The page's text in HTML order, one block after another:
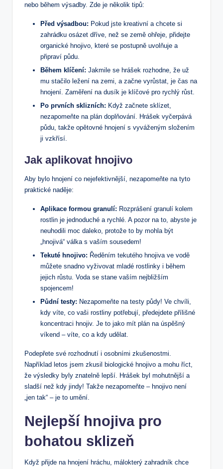
nebo během výsadby. Zde je několik tipů:
Před výsadbou: Pokud jste kreativní a chcete si
zahrádku osázet dříve, než se země ohřeje, přidejte
organické hnojivo, které se postupně uvolňuje a
připraví půdu.
Během klíčení: Jakmile se hrášek rozhodne, že už
mu stačilo ležení na zemi, a začne vyrůstat, je čas na
hnojení. Zaměření na dusík je klíčové pro rychlý růst.
Po prvních sklizních: Když začnete sklízet,
nezapomeňte na plán doplňování. Hrášek vyčerpává
půdu, takže opětovné hnojení s vyváženým složením
ji vzkřísí.
Jak aplikovat hnojivo
Aby bylo hnojení co nejefektivnější, nezapomeňte na tyto
praktické naděje:
Aplikace formou granulí: Rozprášení granulí kolem
rostlin je jednoduché a rychlé. A pozor na to, abyste je
neuhodili moc daleko, protože to by mohla být
„hnojivá“ válka s vaším sousedem!
Tekuté hnojivo: Ředěním tekutého hnojiva ve vodě
můžete snadno vyživovat mladé rostlinky i během
jejich růstu. Voda se stane vaším nejbližším
spojencem!
Půdní testy: Nezapomeňte na testy půdy! Ve chvíli,
kdy víte, co vaši rostliny potřebují, předejdete přílišné
koncentraci hnojiv. Je to jako mít plán na úspěšný
víkend – víte, co a kdy udělat.
Podepřete své rozhodnutí i osobními zkušenostmi.
Například letos jsem zkusil biologické hnojivo a mohu říct,
že výsledky byly znatelně lepší. Hrášek byl mohutnější a
sladší než kdy jindy! Takže nezapomeňte – hnojivo není
„jen tak“ – je to umění.
Nejlepší hnojiva pro
bohatou sklizeň
Když přijde na hnojení hráchu, málokterý zahradník chce